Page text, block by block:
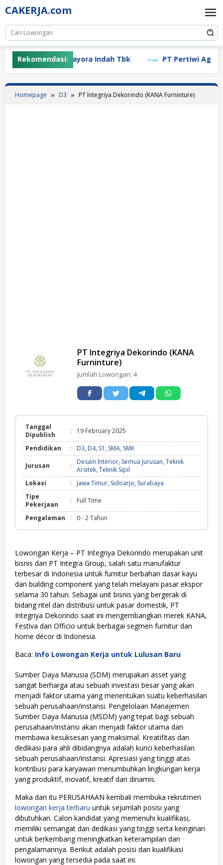
Skip
to
content
CAKERJA.com
Rekomendasi:
PT Mayora Indah Tbk PT Pertiwi Agung
Homepage D3 PT Integriya Dekorindo (KANA Furninture)
PT Integriya Dekorindo (KANA
Furninture)
Jumlah Lowongan: 4
Tanggal
Dipublish
: 19 February 2025
Pendidikan : D3, D4, S1 , SMA, SMK
Jurusan : Desain lnterior, Semua Jurusan, Teknik
Arsitek, Teknik Sipil
Lokasi
: Jawa Timur, Sidoarjo, Surabaya
Tipe
Pekerjaan
: Full Time
Pengalaman : 0 - 2 Tahun
Lowongan Kerja – PT Integriya Dekorindo merupakan unit
bisnis dari PT Integra Group, salah satu manufaktur
terbesar di Indonesia untuk furnitur berbahan dasar kayu
dan building component yang telah melayani pasar ekspor
selama 30 tahun. Sebagai unit bisnis yang bergerak di
bidang ritel dan distribusi untuk pasar domestik, PT
Integriya Dekorindo saat ini mengembangkan merek KANA,
Festiva dan Officio untuk berbagai segmen furnitur dan
home décor di Indonesia.
Baca: Info Lowongan Kerja untuk Lulusan Baru
Sumber Daya Manusia (SDM) merupakan asset yang
sangat berharga atau sebuah investasi besar yang akan
menjadi faktor utama yang menentukan suatu keberhasilan
sebuah perusahaan/instansi. Pengelolaan Manajemen
Sumber Daya Manusia (MSDM) yang tepat bagi sebuah
perusahaan/instansi akan menjadi faktor utama dan
membawa kesuksesan yang maksimal. Kreatifitas dan
dedikasi para ahli dibidangnya adalah kunci keberhasilan
sebuah perusahaan/instansi. Apresiasi yang tinggi atas
kontribusi para karyawan menumbuhkan lingkungan kerja
yang produktif, inovatif, kreatif dan dinamis.
Maka dari itu PERUSAHAAN kembali membuka rekrutmen
lowongan kerja terbaru untuk sejumlah posisi yang
dibutuhkan. Calon kandidat yang memenuhi kualifikasi,
memiliki semangat dan dedikasi yang tinggi serta keinginan
untuk berkembang meningkatkan keterampilan dan
pengalamannya. Berikut adalah posisi dan kualifikasi
lowongan yang tersedia pada saat ini.